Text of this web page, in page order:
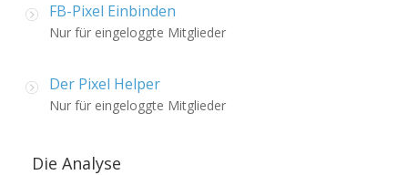
FB-Pixel Einbinden
Nur für eingeloggte Mitglieder
Der Pixel Helper
Nur für eingeloggte Mitglieder
Die Analyse